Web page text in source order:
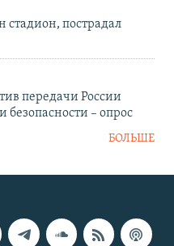
стадион, пострадал
передачи России
безопасности – опрос
БОЛЬШЕ